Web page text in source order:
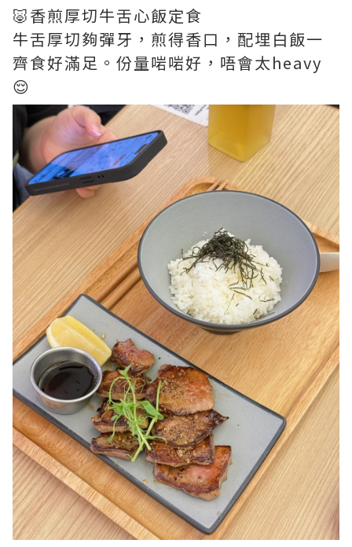
🐷香煎厚切牛舌心飯定食
牛舌厚切夠彈牙，煎得香口，配埋白飯一
齊食好滿足。份量啱啱好，唔會太heavy
😌